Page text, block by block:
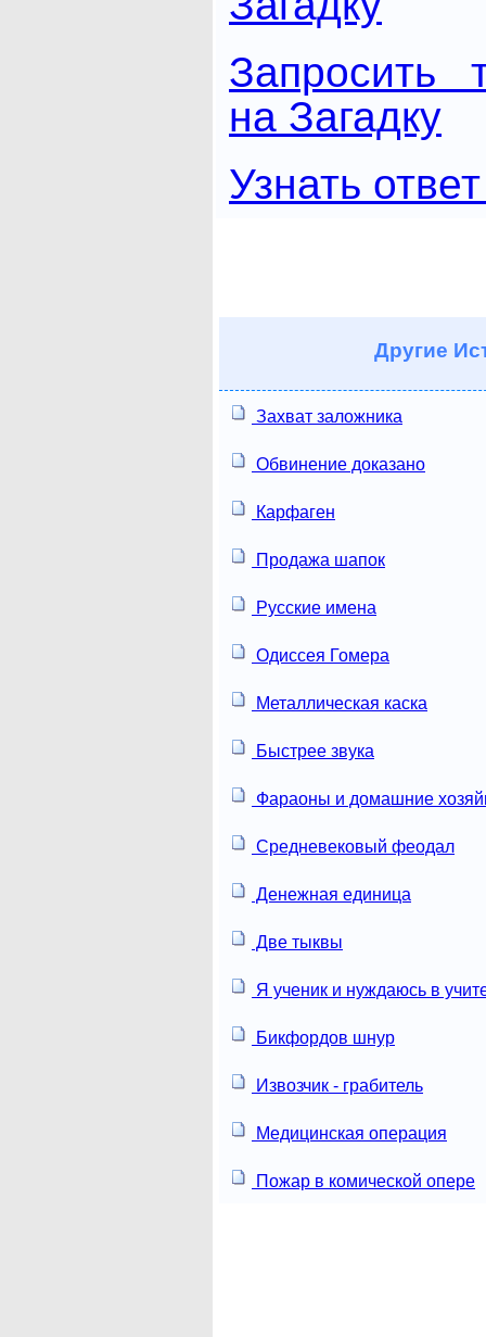
Запросить
на Загадку
Узнать
Другие
Захват заложника
Обвинение доказано
Карфаген
Продажа шапок
Русские имена
Одиссея Гомера
Металлическая каска
Быстрее звука
Фараоны и домашние
Средневековый феодал
Денежная единица
Две тыквы
Я ученик и нуждаюсь в
Бикфордов шнур
Извозчик - грабитель
Медицинская операция
Пожар в комической опере